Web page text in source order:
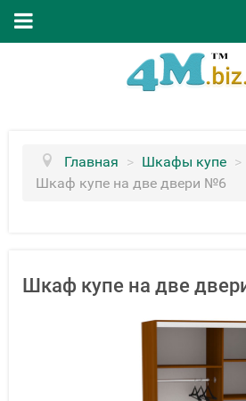
Главная > Шкафы купе >
Шкаф купе на две двери №6
Шкаф купе на две